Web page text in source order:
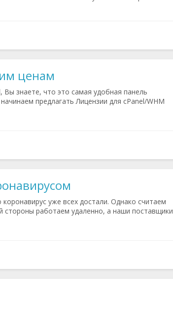
ценам
знаете, что это самая удобная панель
предлагать Лицензии для cPanel/WHM
уже всех достали. Однако считаем
работаем удаленно, а наши поставщики